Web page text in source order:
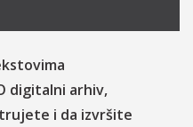
digitalni arhiv,
i da izvršite